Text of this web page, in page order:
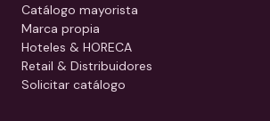
Catálogo mayorista
Marca propia
Hoteles & HORECA
Retail & Distribuidores
Solicitar catálogo